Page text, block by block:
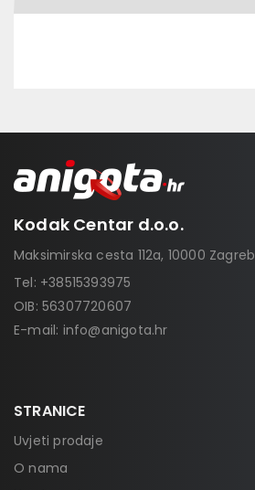
Kodak Centar d.o.o.
Maksimirska cesta 112a, 10000 Zagreb
Tel: +38515393975
OIB: 56307720607
E-mail: info@anigota.hr
STRANICE
Uvjeti prodaje
O nama